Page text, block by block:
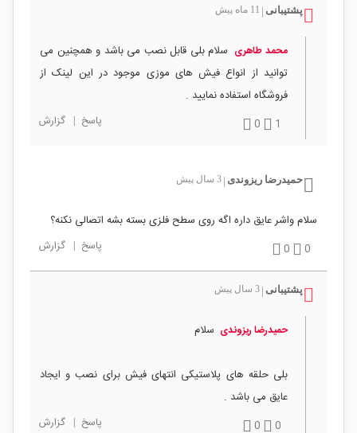
پشتیبانی 11 ماه پیش
محمد طاهری سلام بلی قابل نصب می باشد و همچنین می
توانید از انواع فیش های موزی موجود در این لینک از
فروشگاه استفاده نمایید .
1
0 پاسخ | گزارش
حمیدرضا ریزوندی 3 سال پیش
سلام واشر عایق داره اگه روی سطح فلزی بسته بشه اتصالی نکنه؟
0
0 پاسخ | گزارش
پشتیبانی 3 سال پیش
حمیدرضا ریزوندی سلام
بلی حلقه های پلاستیکی انتهای فیش برای نصب و ایجاد
عایق می باشد .
0
0 پاسخ | گزارش